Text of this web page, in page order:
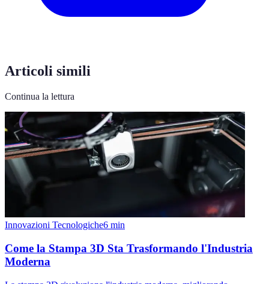
Articoli simili
Continua la lettura
Innovazioni Tecnologiche6 min
Come la Stampa 3D Sta Trasformando l'Industria
Moderna